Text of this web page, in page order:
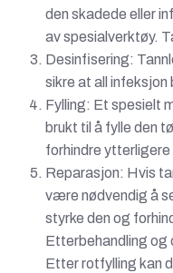
den skadede eller
av spesialverktøy.
Desinfisering:
sikre at all infeksjon
Fylling: Et spesielt
brukt til å fylle den
forhindre ytterligere
Reparasjon: Hvis
være nødvendig å
styrke den og
Etterbehandling og
Etter rotfylling kan